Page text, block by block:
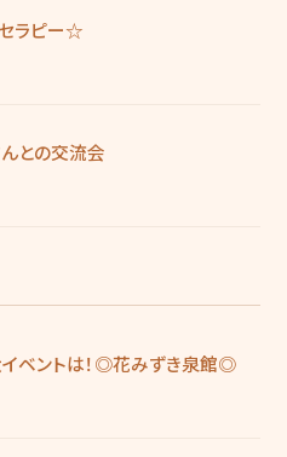
ラピー☆
との交流会
ベントは！◎花みずき泉館◎